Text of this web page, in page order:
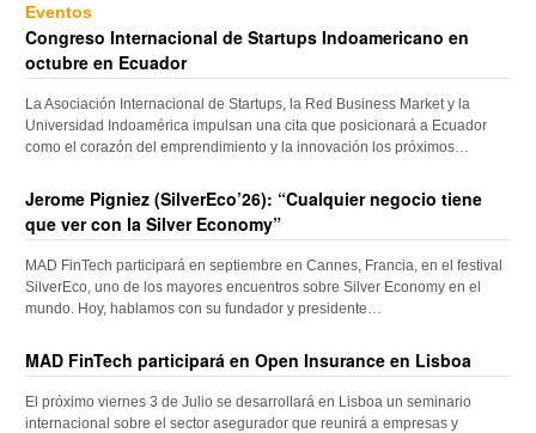
Eventos
Congreso Internacional de Startups Indoamericano en
octubre en Ecuador
La Asociación Internacional de Startups, la Red Business Market y la
Universidad Indoamérica impulsan una cita que posicionará a Ecuador
como el corazón del emprendimiento y la innovación los próximos…
Jerome Pigniez (SilverEco’26): “Cualquier negocio tiene
que ver con la Silver Economy”
MAD FinTech participará en septiembre en Cannes, Francia, en el festival
SilverEco, uno de los mayores encuentros sobre Silver Economy en el
mundo. Hoy, hablamos con su fundador y presidente…
MAD FinTech participará en Open Insurance en Lisboa
El próximo viernes 3 de Julio se desarrollará en Lisboa un seminario
internacional sobre el sector asegurador que reunirá a empresas y